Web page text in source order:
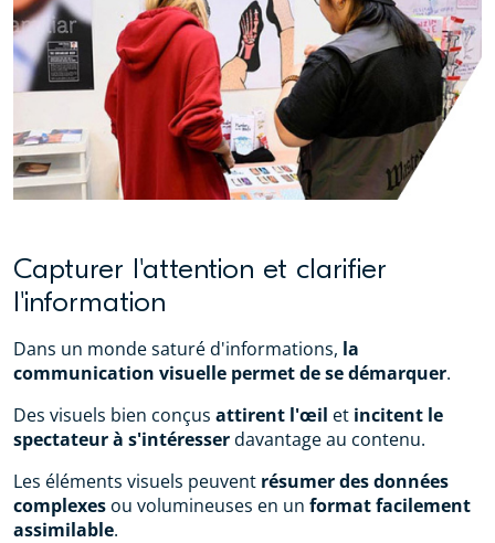
Capturer l'attention et clarifier
l'information
Dans un monde saturé d'informations, la
communication visuelle permet de se démarquer.
Des visuels bien conçus attirent l'œil et incitent le
spectateur à s'intéresserdavantage au contenu.
Les éléments visuels peuvent résumer des données
complexes ou volumineuses en un format facilement
assimilable.